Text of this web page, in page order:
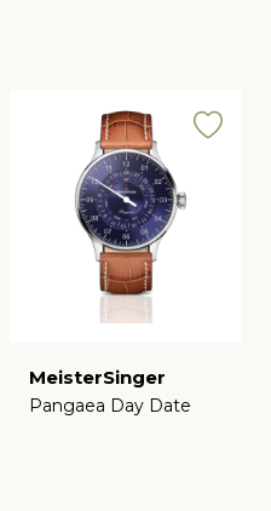
MeisterSinger
Pangaea Day Date